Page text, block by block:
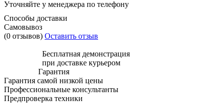
Уточняйте у менеджера по телефону
Способы доставки
Самовывоз
(0 отзывов) Оставить отзыв
Бесплатная демонстрация
при доставке курьером
Гарантия
Гарантия самой низкой цены
Профессиональные консультанты
Предпроверка техники